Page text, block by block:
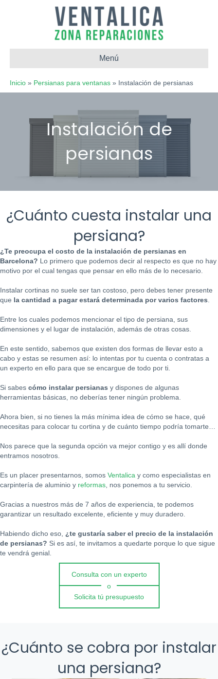
Menú
Inicio » Persianas para ventanas » Instalación de persianas
¿Cuánto cuesta instalar una
persiana?
¿Te preocupa el costo de la instalación de persianas en
Barcelona? Lo primero que podemos decir al respecto es que no hay
motivo por el cual tengas que pensar en ello más de lo necesario.
Instalar cortinas no suele ser tan costoso, pero debes tener presente
que la cantidad a pagar estará determinada por varios factores
Entre los cuales podemos mencionar el tipo de persiana, sus
dimensiones y el lugar de instalación, además de otras cosas.
En este sentido, sabemos que existen dos formas de llevar esto a
cabo y estas se resumen así: lo intentas por tu cuenta o contratas a
un experto en ello para que se encargue de todo por ti.
Si sabes cómo instalar persianas y dispones de algunas
herramientas básicas, no deberías tener ningún problema.
Ahora bien, si no tienes la más mínima idea de cómo se hace, qué
necesitas para colocar tu cortina y de cuánto tiempo podría tomarte…
Nos parece que la segunda opción va mejor contigo y es allí donde
entramos nosotros.
Es un placer presentarnos, somos Ventalica y como especialistas en
carpintería de aluminio y reformas , nos ponemos a tu servicio.
Gracias a nuestros más de 7 años de experiencia, te podemos
garantizar un resultado excelente, eficiente y muy duradero.
Habiendo dicho eso, ¿te gustaría saber el precio de la instalación
de persianas? Si es así, te invitamos a quedarte porque lo que sigue
te vendrá genial.
Consulta con un experto
o
Solicita tú presupuesto
¿Cuánto se cobra por instalar
una persiana?